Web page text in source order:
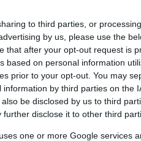
to third parties, or
by us, please use the
that after your opt-out request is
based on personal information
prior to your opt-out. You may
by third parties on the
be disclosed by us to third
further disclose it to other third
one or more Google services